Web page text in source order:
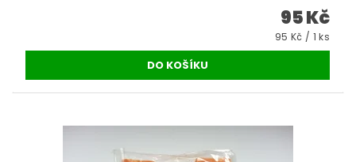
95 Kč
95 Kč / 1 ks